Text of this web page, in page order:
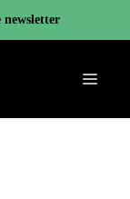
newsletter
Menu